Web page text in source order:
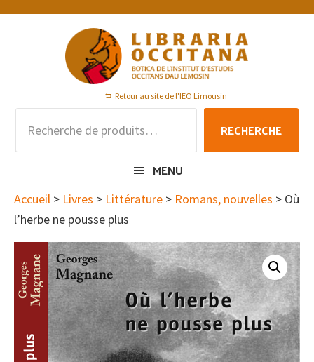
Passer
Passer
Passer
Retour au site de l'IEO Limousin
pour :
RECHERCHE
MENU
Accueil > Livres > Littérature > Romans, nouvelles > Où
l’herbe ne pousse plus